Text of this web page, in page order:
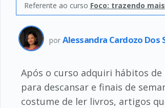
Referente ao curso Foco: trazendo
por Alessandra Cardozo Dos
Após o curso adquiri hábitos
para descansar e finais de
costume de ler livros, artigos